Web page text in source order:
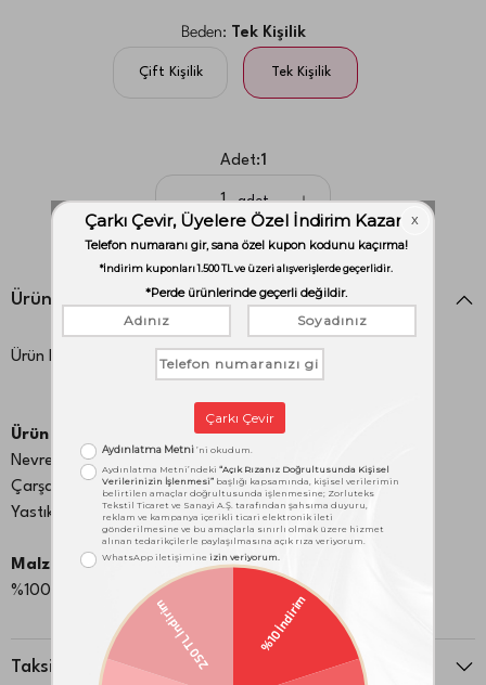
Beden: Tek Kişilik
Çift Kişilik Tek Kişilik
Adet:1
adet
Ürün Detayları
Ürün Kodu: 1000051571
Ürün İçeriği:
Nevresim: 160x220 cm
Çarşaf: 180x260 cm
Yastık Kılıfı: 50x70 cm 1 Adet
Malzeme:
%100 Pamuk
Taksit Seçenekleri